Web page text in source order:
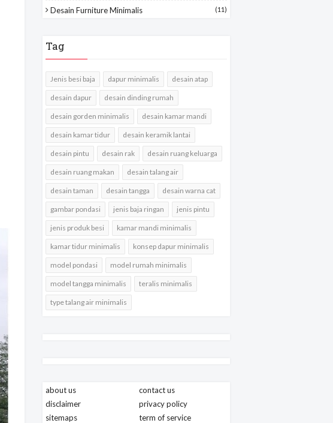
Desain Furniture Minimalis (11)
Tag
Jenis besi baja dapur minimalis desain atap
desain dapur desain dinding rumah
desain gorden minimalis desain kamar mandi
desain kamar tidur desain keramik lantai
desain pintu desain rak desain ruang keluarga
desain ruang makan desain talang air
desain taman desain tangga desain warna cat
gambar pondasi jenis baja ringan jenis pintu
jenis produk besi kamar mandi minimalis
kamar tidur minimalis konsep dapur minimalis
model pondasi model rumah minimalis
model tangga minimalis teralis minimalis
type talang air minimalis
about us
contact us
disclaimer
privacy policy
sitemaps
term of service